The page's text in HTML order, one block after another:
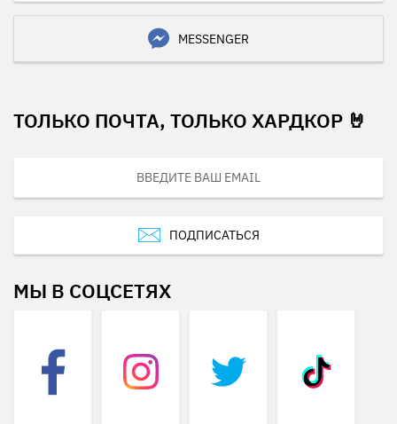
MESSENGER
ТОЛЬКО ПОЧТА, ТОЛЬКО ХАРДКОР 🤘
ПОДПИСАТЬСЯ
МЫ В СОЦСЕТЯХ